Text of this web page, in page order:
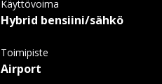
Käyttövoima
Hybrid bensiini/sähkö
Toimipiste
Airport